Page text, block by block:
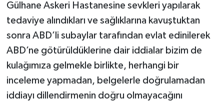
Gülhane Askeri Hastanesine sevkleri yapılarak
tedaviye alındıkları ve sağlıklarına kavuştuktan
sonra ABD’li subaylar tarafından evlat edinilerek
ABD’ne götürüldüklerine dair iddialar bizim de
kulağımıza gelmekle birlikte, herhangi bir
inceleme yapmadan, belgelerle doğrulamadan
iddiayı dillendirmenin doğru olmayacağını